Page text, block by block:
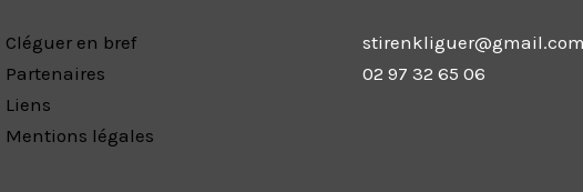
Cléguer en bref
Partenaires
Liens
Mentions légales
02 97 32 65 06